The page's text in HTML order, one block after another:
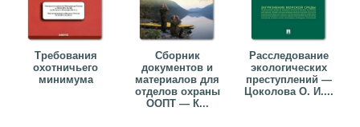
Требования
охотничьего
минимума
Сборник
документов и
материалов для
отделов охраны
ООПТ — К...
Расследование
экологических
преступлений —
Цоколова О. И....